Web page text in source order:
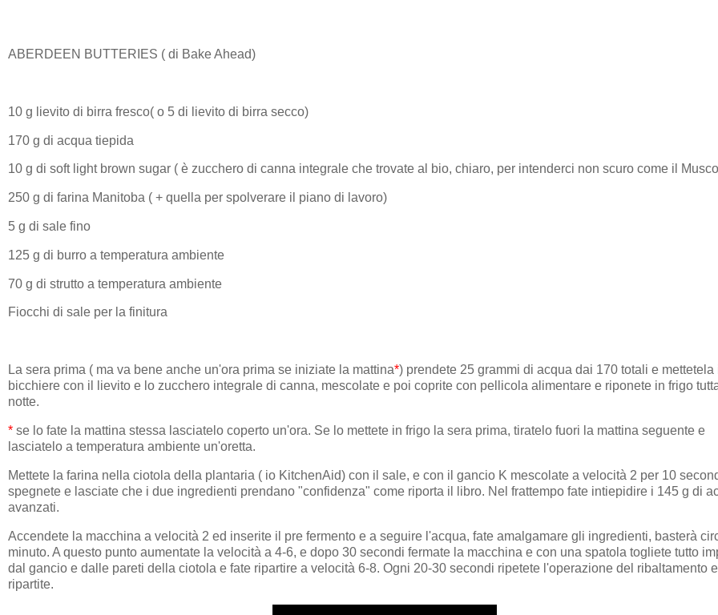
ABERDEEN BUTTERIES ( di Bake Ahead)
10 g lievito di birra fresco( o 5 di lievito di birra secco)
170 g di acqua tiepida
10 g di soft light brown sugar ( è zucchero di canna integrale che trovate al bio, chiaro, per intenderci non scuro come il
250 g di farina Manitoba ( + quella per spolverare il piano di lavoro)
5 g di sale fino
125 g di burro a temperatura ambiente
70 g di strutto a temperatura ambiente
Fiocchi di sale per la finitura
La sera prima ( ma va bene anche un'ora prima se iniziate la mattina*) prendete 25 grammi di acqua dai 170 totali e mettetela
bicchiere con il lievito e lo zucchero integrale di canna, mescolate e poi coprite con pellicola alimentare e riponete in frigo
notte.
* se lo fate la mattina stessa lasciatelo coperto un'ora. Se lo mettete in frigo la sera prima, tiratelo fuori la mattina seguente e
lasciatelo a temperatura ambiente un'oretta.
Mettete la farina nella ciotola della plantaria ( io KitchenAid) con il sale, e con il gancio K mescolate a velocità 2 per 10
spegnete e lasciate che i due ingredienti prendano "confidenza" come riporta il libro. Nel frattempo fate intiepidire i 145 g di
avanzati.
Accendete la macchina a velocità 2 ed inserite il pre fermento e a seguire l'acqua, fate amalgamare gli ingredienti, basterà
minuto. A questo punto aumentate la velocità a 4-6, e dopo 30 secondi fermate la macchina e con una spatola togliete tutto
dal gancio e dalle pareti della ciotola e fate ripartire a velocità 6-8. Ogni 20-30 secondi ripetete l'operazione del ribaltamento e
ripartite.